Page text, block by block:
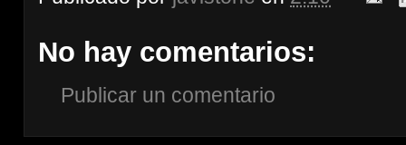
No hay comentarios:
Publicar un comentario